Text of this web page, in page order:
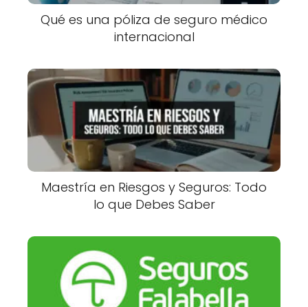
Qué es una póliza de seguro médico
internacional
Maestría en Riesgos y Seguros: Todo
lo que Debes Saber